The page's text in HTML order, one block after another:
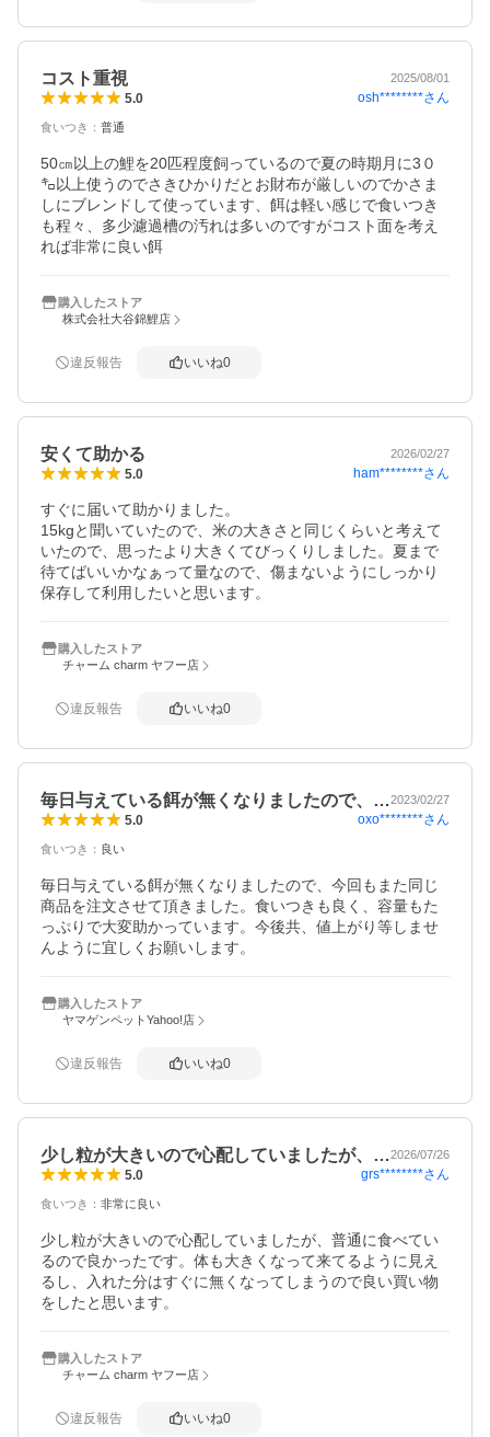
コスト重視 2025/08/01
5.0 osh********さん
食いつき ： 普通
50㎝以上の鯉を20匹程度飼っているので夏の時期月に3０
㌔以上使うのでさきひかりだとお財布が厳しいのでかさま
しにブレンドして使っています、餌は軽い感じで食いつき
も程々、多少濾過槽の汚れは多いのですがコスト面を考え
れば非常に良い餌
購入したストア
株式会社大谷錦鯉店
違反報告 いいね0
安くて助かる 2026/02/27
5.0 ham********さん
すぐに届いて助かりました。
15kgと聞いていたので、米の大きさと同じくらいと考えて
いたので、思ったより大きくてびっくりしました。夏まで
待てばいいかなぁって量なので、傷まないようにしっかり
保存して利用したいと思います。
購入したストア
チャーム charm ヤフー店
違反報告 いいね0
毎日与えている餌が無くなりましたので、…2023/02/27
5.0 oxo********さん
食いつき ： 良い
毎日与えている餌が無くなりましたので、今回もまた同じ
商品を注文させて頂きました。食いつきも良く、容量もた
っぷりで大変助かっています。今後共、値上がり等しませ
んように宜しくお願いします。
購入したストア
ヤマゲンペットYahoo!店
違反報告 いいね0
少し粒が大きいので心配していましたが、…2026/07/26
5.0 grs********さん
食いつき ： 非常に良い
少し粒が大きいので心配していましたが、普通に食べてい
るので良かったです。体も大きくなって来てるように見え
るし、入れた分はすぐに無くなってしまうので良い買い物
をしたと思います。
購入したストア
チャーム charm ヤフー店
違反報告 いいね0